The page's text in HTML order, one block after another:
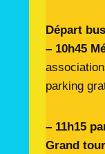
Départ bus
– 10h45
parking
– 11h15
Grand tour